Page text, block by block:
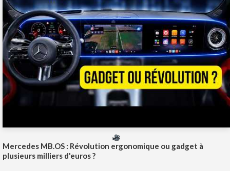
Mercedes MB.OS : Révolution ergonomique ou gadget à
plusieurs milliers d'euros ?